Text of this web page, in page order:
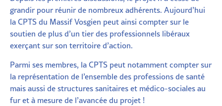
grandir pour réunir de nombreux adhérents. Aujourd’hui
la CPTS du Massif Vosgien peut ainsi compter sur le
soutien de plus d’un tier des professionnels libéraux
exerçant sur son territoire d’action.
Parmi ses membres, la CPTS peut notamment compter sur
la représentation de l’ensemble des professions de santé
mais aussi de structures sanitaires et médico-sociales au
fur et à mesure de l’avancée du projet !